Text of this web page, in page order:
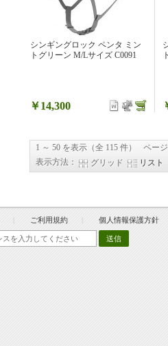
シンギングロック ペンタ ミン
トグリーン M/Lサイズ C0091
￥14,300
1 ～ 50 を表示（全 115 件）
ペー
表示方法：
グリッド リスト
ご利用規約 個人情報保護方針
送信